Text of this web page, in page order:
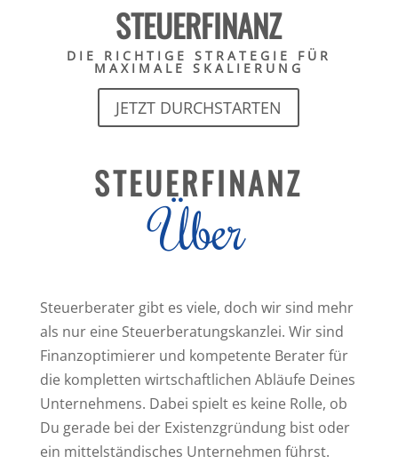
STEUERFINANZ
DIE RICHTIGE STRATEGIE FÜR
MAXIMALE SKALIERUNG
JETZT DURCHSTARTEN
STEUERFINANZ
Über
Steuerberater gibt es viele, doch wir sind mehr
als nur eine Steuerberatungskanzlei. Wir sind
Finanzoptimierer und kompetente Berater für
die kompletten wirtschaftlichen Abläufe Deines
Unternehmens. Dabei spielt es keine Rolle, ob
Du gerade bei der Existenzgründung bist oder
ein mittelständisches Unternehmen führst.